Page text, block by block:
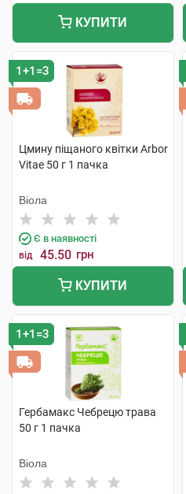
КУПИТИ
1+1=3
Цмину піщаного квітки Arbor
Vitae 50 г 1 пачка
Віола
Є в наявності
від 45.50 грн
КУПИТИ
1+1=3
Гербамакс Чебрецю трава
50 г 1 пачка
Віола